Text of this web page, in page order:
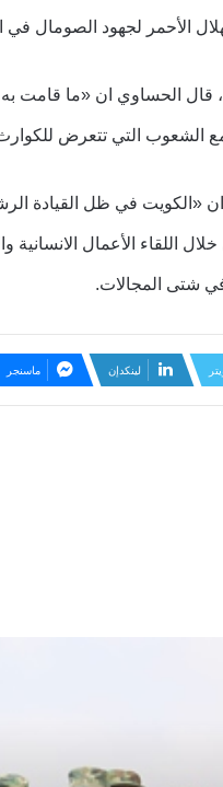
الأحمر لجهود الصومال
قال الحساوي ان «ما قامت به
الشعوب التي تتعرض
«الكويت في ظل القيادة
اللقاء الأعمال الانسانية
في شتى المجالات.
لينكدإن ماسنجر